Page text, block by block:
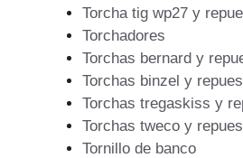
Torcha tig wp27 y
Torchadores
Torchas bernard y
Torchas binzel y
Torchas tregaskiss y
Torchas tweco y
Tornillo de banco